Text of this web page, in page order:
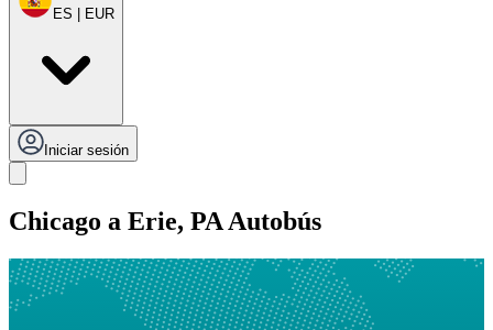
ES | EUR
Iniciar sesión
Chicago a Erie, PA Autobús